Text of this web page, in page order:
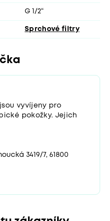
G 1/2“
Sprchové filtry
vyvíjeny pro
pokožky. Jejich
3419/7, 61800